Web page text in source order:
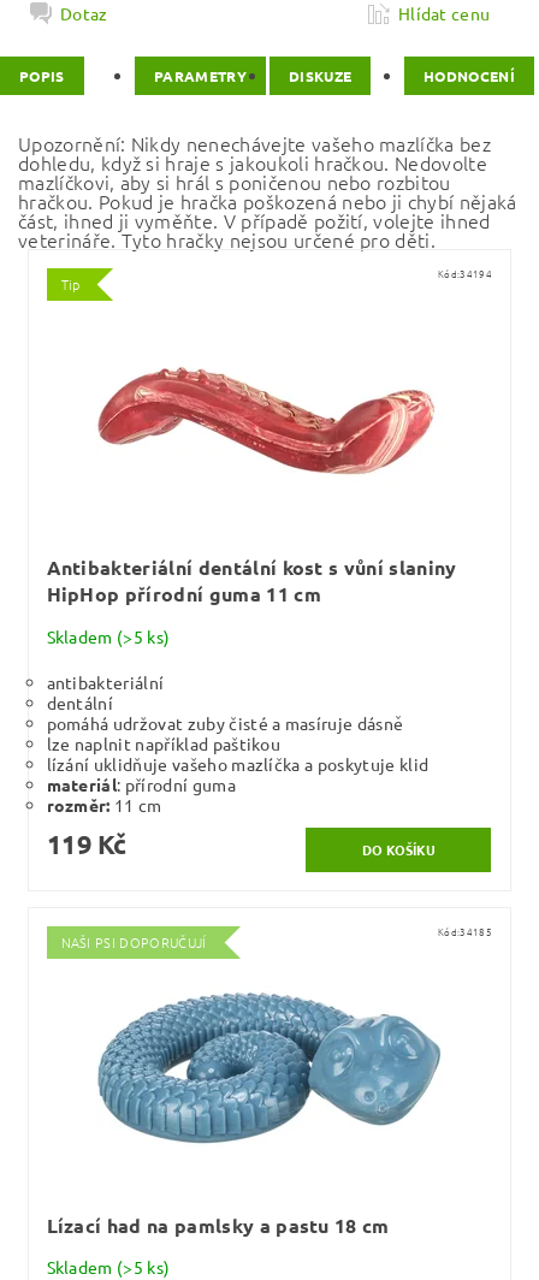
Dotaz Hlídat cenu
POPIS PARAMETRY DISKUZE HODNOCENÍ
Upozornění: Nikdy nenechávejte vašeho mazlíčka bez
dohledu, když si hraje s jakoukoli hračkou. Nedovolte
mazlíčkovi, aby si hrál s poničenou nebo rozbitou
hračkou. Pokud je hračka poškozená nebo ji chybí nějaká
část, ihned ji vyměňte. V případě požití, volejte ihned
veterináře. Tyto hračky nejsou určené pro děti.
Tip
Kód:34194
Antibakteriální dentální kost s vůní slaniny
HipHop přírodní guma 11 cm
Skladem (>5 ks)
antibakteriální
dentální
pomáhá udržovat zuby čisté a masíruje dásně
lze naplnit například paštikou
lízání uklidňuje vašeho mazlíčka a poskytuje klid
materiál: přírodní guma
rozměr: 11 cm
119 Kč
NAŠI PSI DOPORUČUJÍ
Kód:34185
Lízací had na pamlsky a pastu 18 cm
Skladem (>5 ks)